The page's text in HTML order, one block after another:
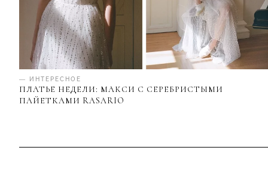
— ИНТЕРЕСНОЕ
ПЛАТЬЕ НЕДЕЛИ: МАКСИ С СЕРЕБРИСТЫМИ
ПАЙЕТКАМИ RASARIO